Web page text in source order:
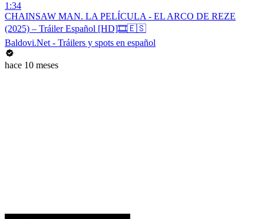
1:34
CHAINSAW MAN. LA PELÍCULA - EL ARCO DE REZE
(2025) – Tráiler Español [HD]🎞️🇪🇸
Baldovi.Net - Tráilers y spots en español
hace 10 meses